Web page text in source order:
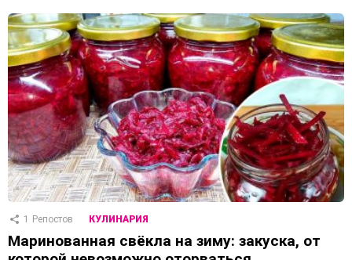
1 Репостов КУЛИНАРИЯ
Маринованная свёкла на зиму: закуска, от